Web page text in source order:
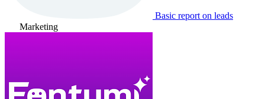
Basic report on leads
Marketing